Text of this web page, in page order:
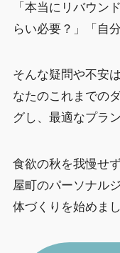
「本当にリバウン
らい必要？」「自
そんな疑問や不安
なたのこれまでの
グし、最適なプラ
食欲の秋を我慢せ
屋町のパーソナル
体づくりを始めま